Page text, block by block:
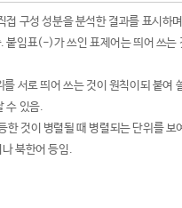
구성 성분을 분석한 결과를 표시하
붙임표(-)가 쓰인 표제어는 띄어 쓰
서로 띄어 쓰는 것이 원칙이되 붙여
수 있음.
것이 병렬될 때 병렬되는 단위를 보
북한어 등임.